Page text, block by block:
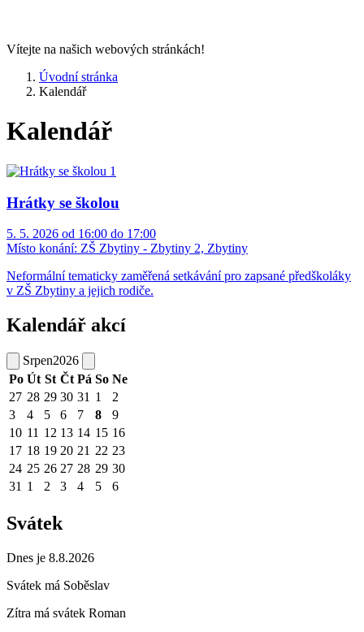
Vítejte na našich webových stránkách!
Úvodní stránka
Kalendář
Kalendář
Hrátky se školou
5. 5. 2026 od 16:00 do 17:00
Místo konání: ZŠ Zbytiny - Zbytiny 2, Zbytiny
Neformální tematicky zaměřená setkávání pro zapsané předškoláky
v ZŠ Zbytiny a jejich rodiče.
Kalendář akcí
Srpen2026
Po Út St Čt Pá So Ne
27 28 29 30 31 1
2
3
4 5 6 7 8
9
10 11 12 13 14 15 16
17 18 19 20 21 22 23
24 25 26 27 28 29 30
31 1 2 3 4 5 6
Svátek
Dnes je 8.8.2026
Svátek má Soběslav
Zítra má svátek Roman